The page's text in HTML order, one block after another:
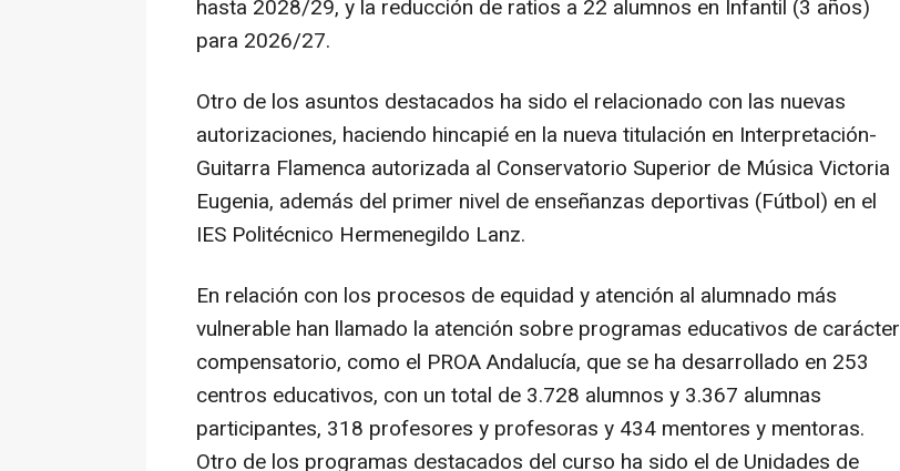
hasta 2028/29, y la reducción de ratios a 22 alumnos en Infantil (3 años)
para 2026/27.
Otro de los asuntos destacados ha sido el relacionado con las nuevas
autorizaciones, haciendo hincapié en la nueva titulación en Interpretación-
Guitarra Flamenca autorizada al Conservatorio Superior de Música Victoria
Eugenia, además del primer nivel de enseñanzas deportivas (Fútbol) en el
IES Politécnico Hermenegildo Lanz.
En relación con los procesos de equidad y atención al alumnado más
vulnerable han llamado la atención sobre programas educativos de carácter
compensatorio, como el PROA Andalucía, que se ha desarrollado en 253
centros educativos, con un total de 3.728 alumnos y 3.367 alumnas
participantes, 318 profesores y profesoras y 434 mentores y mentoras.
Otro de los programas destacados del curso ha sido el de Unidades de